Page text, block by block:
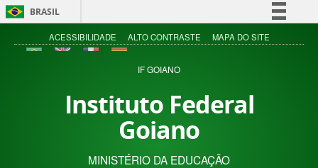
BRASIL
Simplifique!
Acesso à informação
ACESSIBILIDADE ALTO CONTRASTE MAPA DO SITE
IF GOIANO
Instituto Federal
Goiano
MINISTÉRIO DA EDUCAÇÃO